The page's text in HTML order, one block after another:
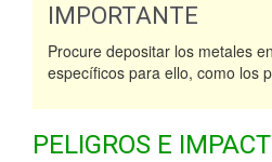
IMPORTANTE
Procure depositar los metales
específicos para ello, como los
PELIGROS E